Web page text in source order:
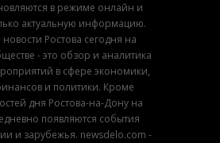
в режиме онлайн и
актуальную информацию.
Ростова сегодня на
- это обзор и аналитика
в сфере экономики,
и политики. Кроме
дня Ростова-на-Дону на
появляются события
и зарубежья. newsdelo.com -